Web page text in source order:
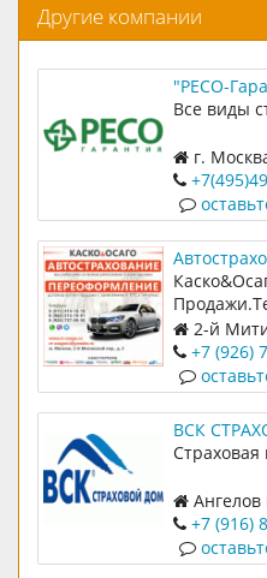
Другие компании
"РЕСО-
Все виды
г.
2-й
магазином
+7 (926)
ВСК
Ангелов
«ЛЕНТА»,
+7 (916)